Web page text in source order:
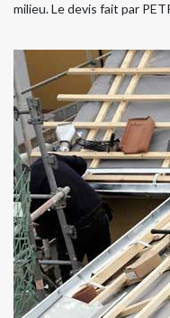
milieu. Le devis fait par